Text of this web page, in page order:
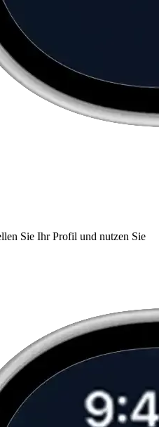
Sie Ihr Profil und nutzen Sie